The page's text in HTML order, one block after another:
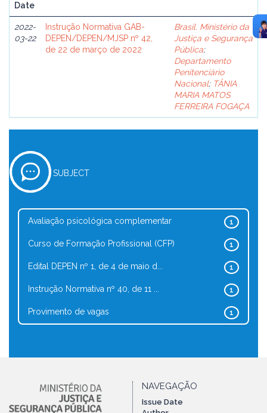
Date
2022-
03-22
Instrução Normativa GAB-
DEPEN/DEPEN/MJSP nº 42,
de 22 de março de 2022
Brasil. Ministério da
Justiça e Segurança
Pública;
Departamento
Penitenciário
Nacional; TÂNIA
MARIA MATOS
FERREIRA FOGAÇA
SUBJECT
1
Avaliação psicológica complementar
1
Curso de Formação Profissional (CFP)
1
Edital DEPEN nº 1, de 4 de maio d...
1
Instrução Normativa nº 40, de 11 ...
1
Provimento de vagas
NAVEGAÇÃO
Issue Date